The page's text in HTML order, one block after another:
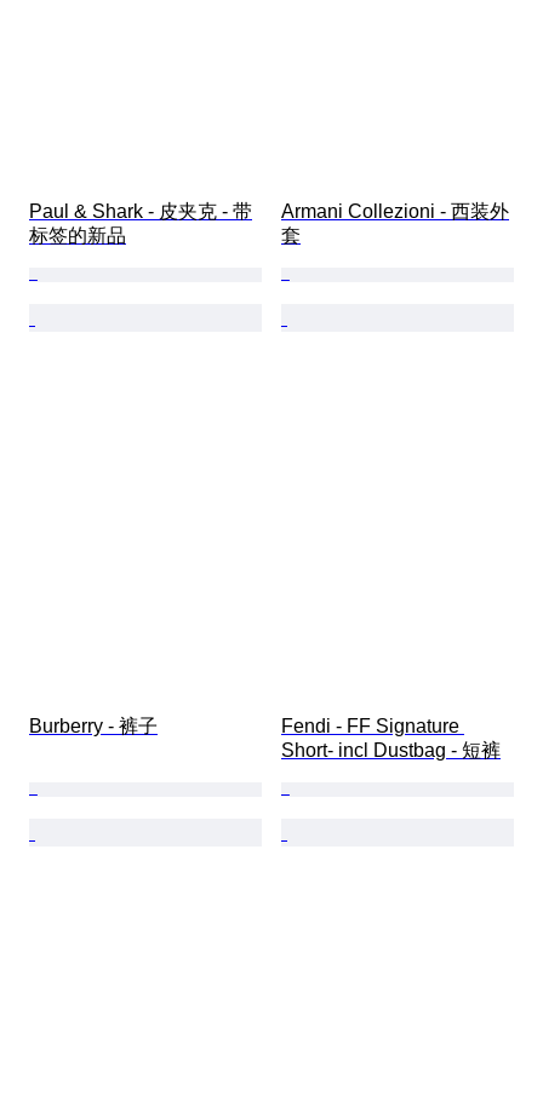
Paul & Shark - 皮夹克 - 带
标签的新品
Armani Collezioni - 西装外
套
Burberry - 裤子
Fendi - FF Signature
Short- incl Dustbag - 短裤